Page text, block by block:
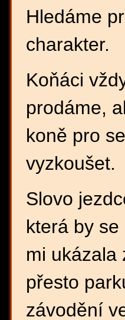
Hledáme
charakter.
Koňáci
prodáme,
koně pro
vyzkoušet.
Slovo
která by
mi ukázala
přesto
závodění